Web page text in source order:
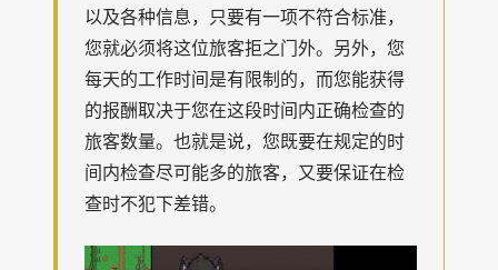
以及各种信息，只要有一项不符合标准，
您就必须将这位旅客拒之门外。另外，您
每天的工作时间是有限制的，而您能获得
的报酬取决于您在这段时间内正确检查的
旅客数量。也就是说，您既要在规定的时
间内检查尽可能多的旅客，又要保证在检
查时不犯下差错。